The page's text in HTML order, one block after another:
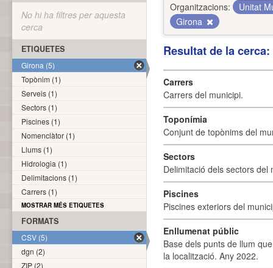
Organitzacions:
Unitat
Girona
Resultat de la
Carrers
Carrers del municipi.
Toponímia
Conjunt de topònims del
Sectors
Delimitació dels sectors del
Piscines
Piscines exteriors del
Enllumenat públic
Base dels punts de llum
la localització. Any 2022.
No hi ha filtres per aquesta
cerca
ETIQUETES
Girona (5)
Topònim (1)
Serveis (1)
Sectors (1)
Piscines (1)
Nomenclàtor (1)
Llums (1)
Hidrologia (1)
Delimitacions (1)
Carrers (1)
MOSTRAR MÉS ETIQUETES
FORMATS
CSV (5)
dgn (2)
ZIP (2)